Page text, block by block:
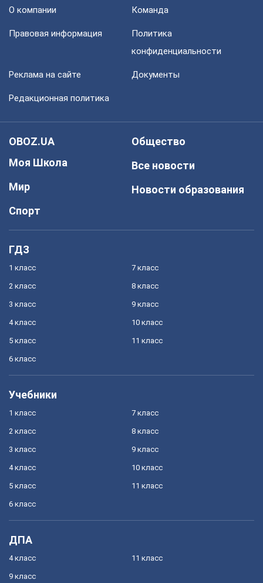
О компании Команда
Правовая информация
Политика
конфиденциальности
Реклама на сайте Документы
Редакционная политика
OBOZ.UA
Моя Школа
Мир
Спорт
Общество
Все новости
Новости образования
ГДЗ
1 класс
2 класс
3 класс
4 класс
5 класс
6 класс
7 класс
8 класс
9 класс
10 класс
11 класс
Учебники
1 класс
2 класс
3 класс
4 класс
5 класс
6 класс
7 класс
8 класс
9 класс
10 класс
11 класс
ДПА
4 класс
9 класс
11 класс